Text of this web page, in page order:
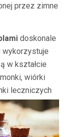
przez zimne
doskonale
wykorzystuje
w kształcie
wiórki
leczniczych